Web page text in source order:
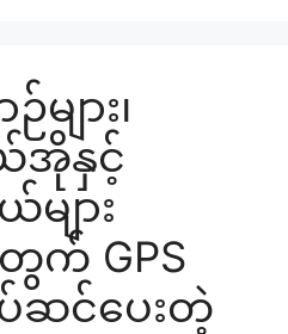
ျား၊
အိုနှင့်
ျား
က် GPS
ဆင်ပေးတဲ့